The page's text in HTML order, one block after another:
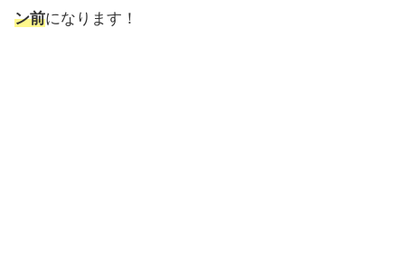
ン前になります！